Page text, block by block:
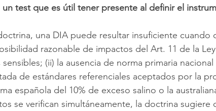
test que es útil tener presente al definir el
una DIA puede resultar insuficiente cuando
razonable de impactos del Art. 11 de la
(ii) la ausencia de norma primaria
de estándares referenciales aceptados por la
española del 10% de exceso salino o la
se verifican simultáneamente, la doctrina sugiere